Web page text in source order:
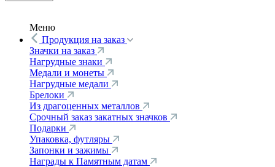
Меню
Продукция на заказ
Значки на заказ
Нагрудные знаки
Медали и монеты
Нагрудные медали
Брелоки
Из драгоценных металлов
Срочный заказ закатных значков
Подарки
Упаковка, футляры
Запонки и зажимы
Награды к Памятным датам